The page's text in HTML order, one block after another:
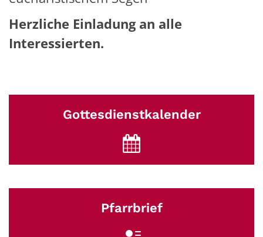
Herzliche Einladung an alle
Interessierten.
Gottesdienstkalender
Pfarrbrief